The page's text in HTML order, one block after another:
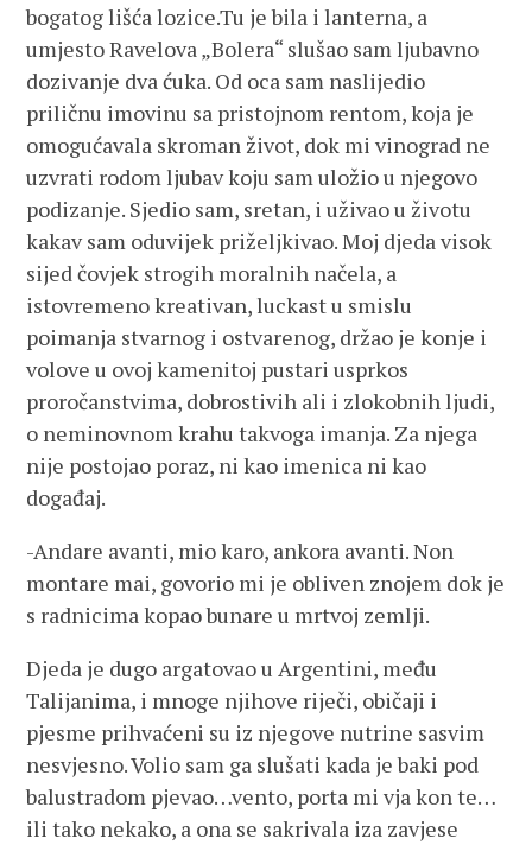
bogatog lišća lozice.Tu je bila i lanterna, a
umjesto Ravelova „Bolera“ slušao sam ljubavno
dozivanje dva ćuka. Od oca sam naslijedio
priličnu imovinu sa pristojnom rentom, koja je
omogućavala skroman život, dok mi vinograd ne
uzvrati rodom ljubav koju sam uložio u njegovo
podizanje. Sjedio sam, sretan, i uživao u životu
kakav sam oduvijek priželjkivao. Moj djeda visok
sijed čovjek strogih moralnih načela, a
istovremeno kreativan, luckast u smislu
poimanja stvarnog i ostvarenog, držao je konje i
volove u ovoj kamenitoj pustari usprkos
proročanstvima, dobrostivih ali i zlokobnih ljudi,
o neminovnom krahu takvoga imanja. Za njega
nije postojao poraz, ni kao imenica ni kao
događaj.
-Andare avanti, mio karo, ankora avanti. Non
montare mai, govorio mi je obliven znojem dok je
s radnicima kopao bunare u mrtvoj zemlji.
Djeda je dugo argatovao u Argentini, među
Talijanima, i mnoge njihove riječi, običaji i
pjesme prihvaćeni su iz njegove nutrine sasvim
nesvjesno. Volio sam ga slušati kada je baki pod
balustradom pjevao…vento, porta mi vja kon te…
ili tako nekako, a ona se sakrivala iza zavjese